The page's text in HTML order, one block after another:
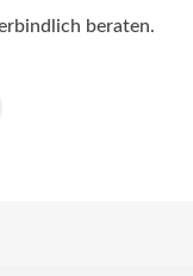
beraten.